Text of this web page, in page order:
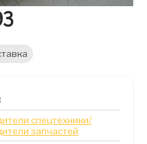
спецтехники/
запчастей